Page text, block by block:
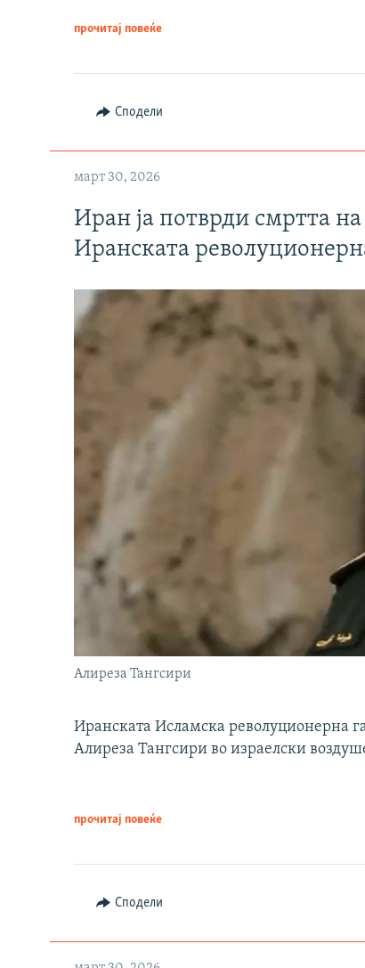
прочитај повеќе
Сподели
март 30, 2026
Иран ја потврди смртта
Иранската
Алиреза Тангсири
Иранската Исламска револуционерна
Алиреза Тангсири во израелски
прочитај повеќе
Сподели